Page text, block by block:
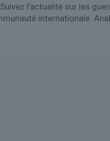
Suivez l’actualité sur les
internationale.